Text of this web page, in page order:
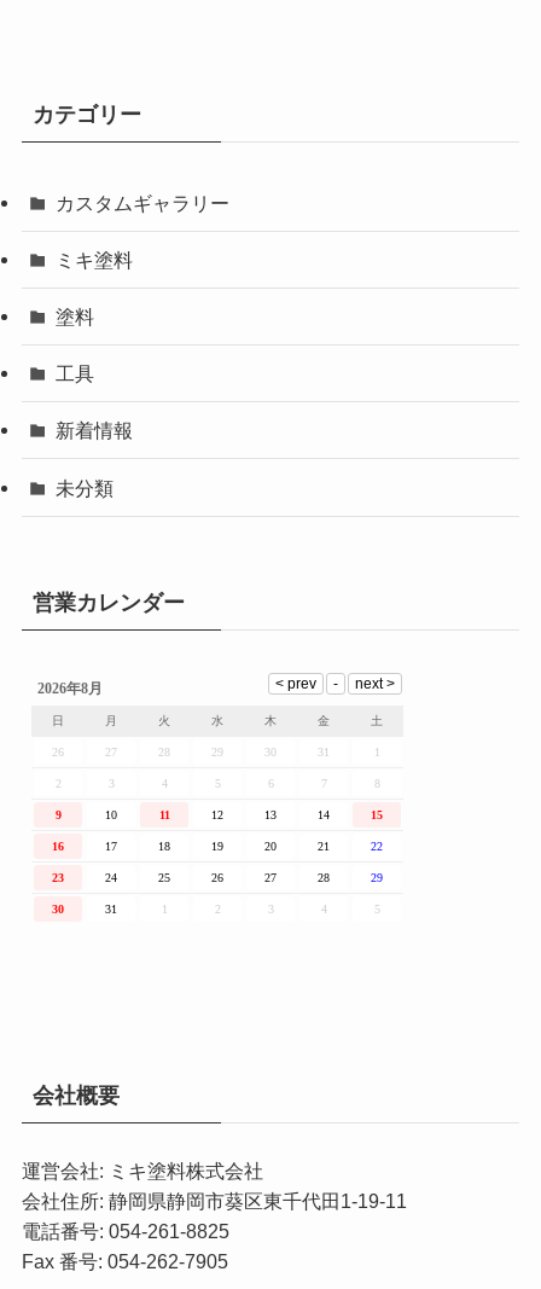
カテゴリー
カスタムギャラリー
ミキ塗料
塗料
工具
新着情報
未分類
営業カレンダー
会社概要
運営会社: ミキ塗料株式会社
会社住所: 静岡県静岡市葵区東千代田1-19-11
電話番号: 054-261-8825
Fax 番号: 054-262-7905